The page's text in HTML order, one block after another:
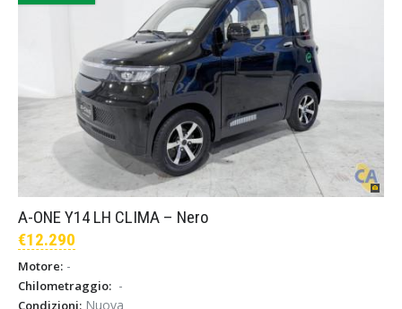
A-ONE Y14 LH CLIMA – Nero
€12.290
Motore: -
Chilometraggio: -
Condizioni: Nuova